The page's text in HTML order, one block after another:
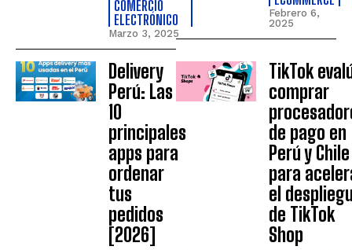
COMERCIO
ELECTRÓNICO
Marzo 3, 2025
Febrero 6,
2025
Delivery
Perú: Las
10
principales
apps para
ordenar
tus
pedidos
[2026]
TikTok
comprar
de pago en
Perú y Chile
para
el
de TikTok
Shop